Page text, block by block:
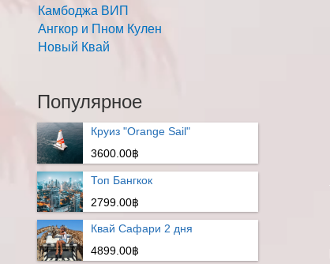
Камбоджа ВИП
Ангкор и Пном Кулен
Новый Квай
Популярное
Круиз "Orange Sail"
3600.00฿
Топ Бангкок
2799.00฿
Квай Сафари 2 дня
4899.00฿